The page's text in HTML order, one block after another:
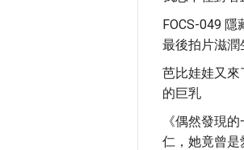
FOCS-049
最後拍片滋
芭比娃娃又來
的巨乳
《偶然發現
仁，她竟曾是